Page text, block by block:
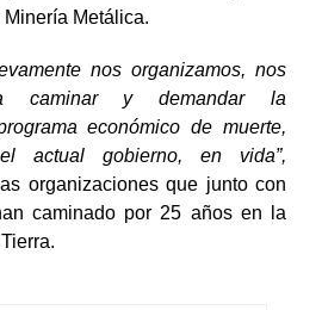
Metálica.
nos organizamos, nos
caminar y demandar la
económico de muerte,
actual gobierno, en vida”,
organizaciones que junto con
caminado por 25 años en la